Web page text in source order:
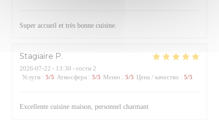
Super accueil et très bonne cuisine.
Stagiaire P
2026-07-22 - 13:30 - гости 2
Услуги : 5/5 Атмосфера : 5/5 Меню : 5/5 Цена / качество : 5/5
Excellente cuisine maison, personnel charmant